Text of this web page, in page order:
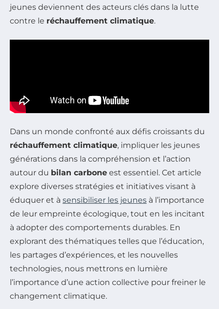
jeunes deviennent des acteurs clés dans la lutte
contre le réchauffement climatique.
Dans un monde confronté aux défis croissants du
réchauffement climatique, impliquer les jeunes
générations dans la compréhension et l’action
autour du bilan carbone est essentiel. Cet article
explore diverses stratégies et initiatives visant à
éduquer et à sensibiliser les jeunes à l’importance
de leur empreinte écologique, tout en les incitant
à adopter des comportements durables. En
explorant des thématiques telles que l’éducation,
les partages d’expériences, et les nouvelles
technologies, nous mettrons en lumière
l’importance d’une action collective pour freiner le
changement climatique.